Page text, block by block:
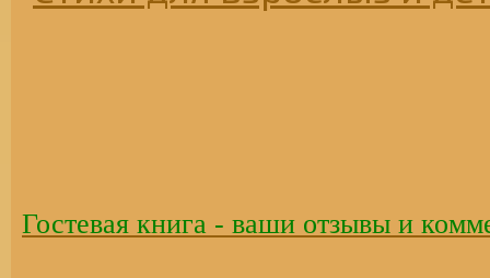
Гостевая книга - ваши отзывы и